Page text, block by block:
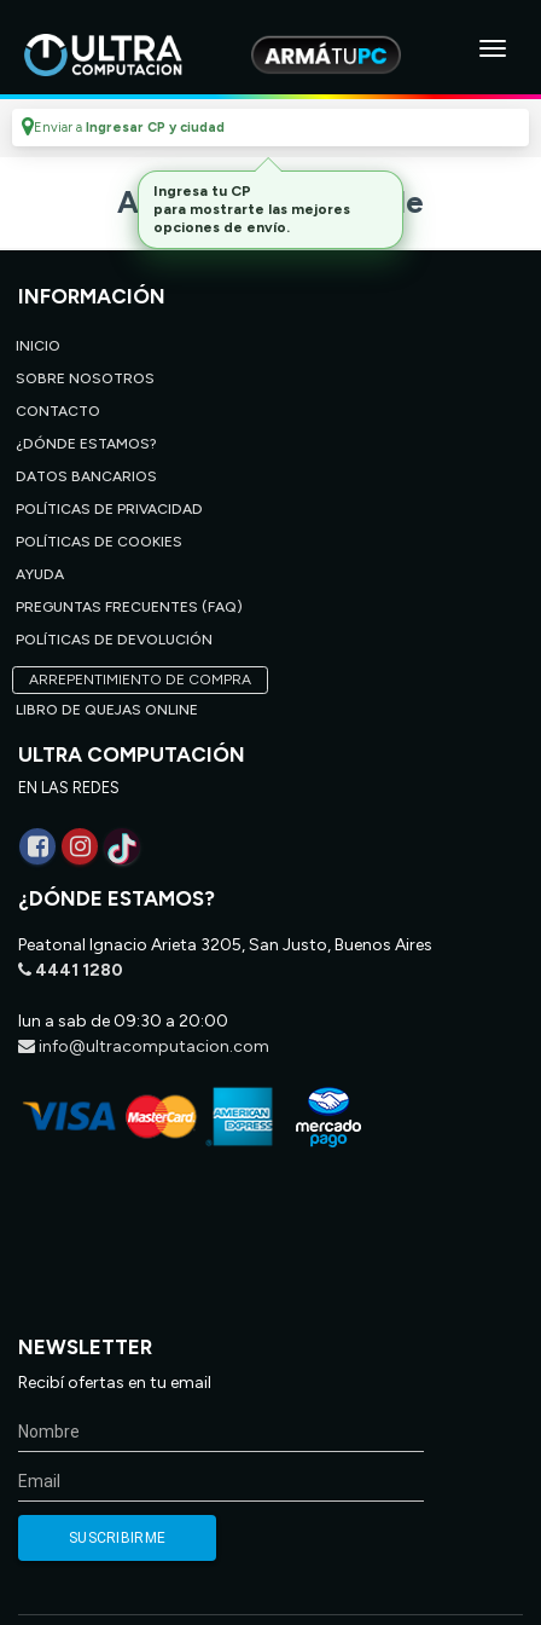
Enviar a Ingresar CP y ciudad
Artículo no disponible
INFORMACIÓN
INICIO
SOBRE NOSOTROS
CONTACTO
¿DÓNDE ESTAMOS?
DATOS BANCARIOS
POLÍTICAS DE PRIVACIDAD
POLÍTICAS DE COOKIES
AYUDA
PREGUNTAS FRECUENTES (FAQ)
POLÍTICAS DE DEVOLUCIÓN
ARREPENTIMIENTO DE COMPRA
LIBRO DE QUEJAS ONLINE
ULTRA COMPUTACIÓN
EN LAS REDES
¿DÓNDE ESTAMOS?
Peatonal Ignacio Arieta 3205, San Justo, Buenos Aires
4441 1280
lun a sab de 09:30 a 20:00
info@ultracomputacion.com
NEWSLETTER
Recibí ofertas en tu email
Ingresa tu CP
para mostrarte las mejores
opciones de envío.